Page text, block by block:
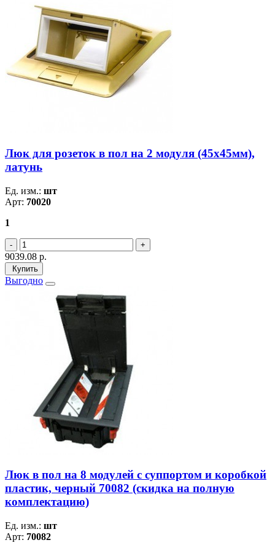
Люк для розеток в пол на 2 модуля (45х45мм),
латунь
Ед. изм.: шт
Арт: 70020
1
9039.08 р.
Купить
Выгодно
Люк в пол на 8 модулей с суппортом и коробкой
пластик, черный 70082 (скидка на полную
комплектацию)
Ед. изм.: шт
Арт: 70082